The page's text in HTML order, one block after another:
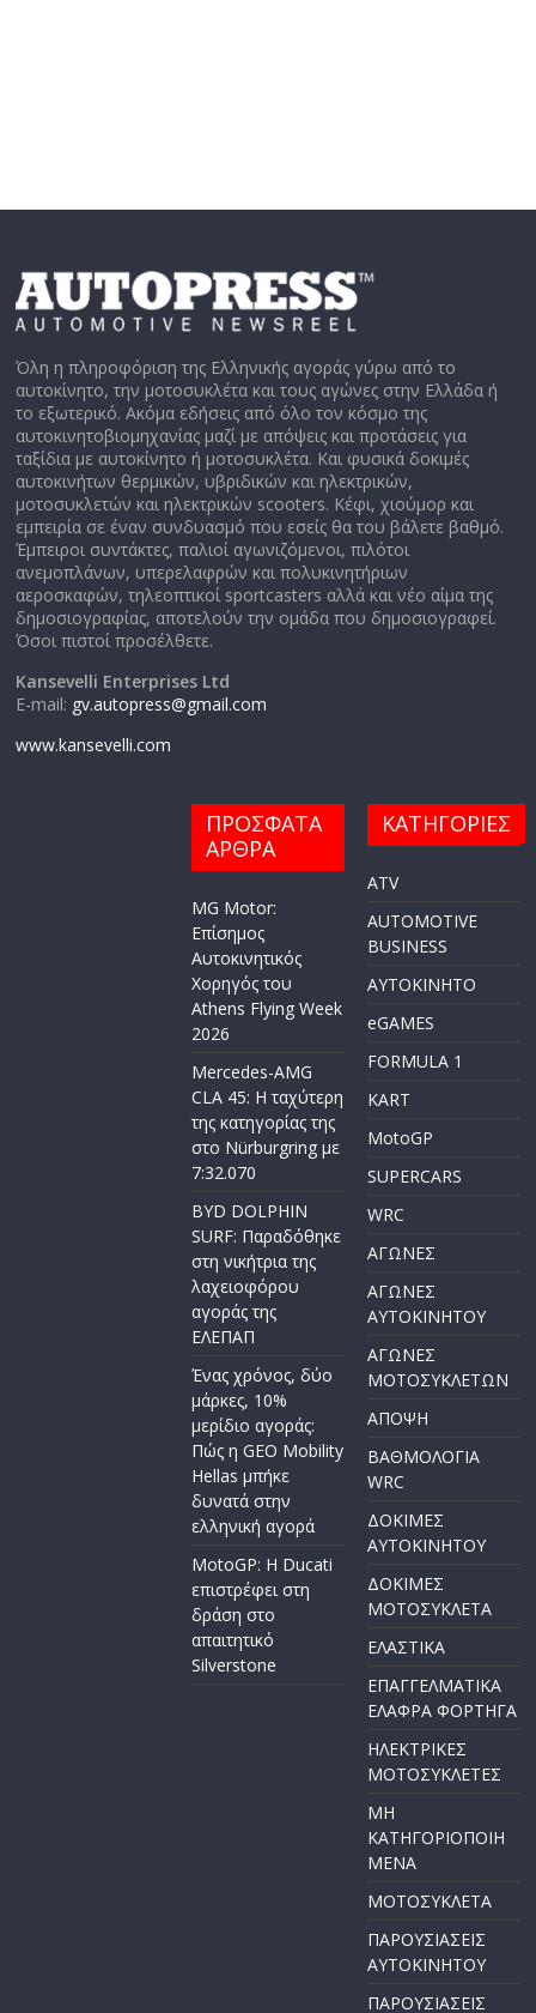
Όλη η πληροφόριση της Ελληνικής αγοράς γύρω από το
αυτοκίνητο, την μοτοσυκλέτα και τους αγώνες στην Ελλάδα ή
το εξωτερικό. Ακόμα εδήσεις από όλο τον κόσμο της
αυτοκινητοβιομηχανίας μαζί με απόψεις και προτάσεις για
ταξίδια με αυτοκίνητο ή μοτοσυκλέτα. Και φυσικά δοκιμές
αυτοκινήτων θερμικών, υβριδικών και ηλεκτρικών,
μοτοσυκλετών και ηλεκτρικών scooters. Κέφι, χιούμορ και
εμπειρία σε έναν συνδυασμό που εσείς θα του βάλετε βαθμό.
Έμπειροι συντάκτες, παλιοί αγωνιζόμενοι, πιλότοι
ανεμοπλάνων, υπερελαφρών και πολυκινητήριων
αεροσκαφών, τηλεοπτικοί sportcasters αλλά και νέο αίμα της
δημοσιογραφίας, αποτελούν την ομάδα που δημοσιογραφεί.
Όσοι πιστοί προσέλθετε.
Kansevelli Enterprises Ltd
E-mail: gv.autopress@gmail.com
www.kansevelli.com
ΠΡΟΣΦΑΤΑ
ΑΡΘΡΑ
MG Motor:
Επίσημος
Αυτοκινητικός
Χορηγός του
Athens Flying Week
2026
Mercedes-AMG
CLA 45: Η ταχύτερη
της κατηγορίας της
στο Nürburgring με
7:32.070
BYD DOLPHIN
SURF: Παραδόθηκε
στη νικήτρια της
λαχειοφόρου
αγοράς της
ΕΛΕΠΑΠ
Ένας χρόνος, δύο
μάρκες, 10%
μερίδιο αγοράς:
Πώς η GEO Mobility
Hellas μπήκε
δυνατά στην
ελληνική αγορά
MotoGP: Η Ducati
επιστρέφει στη
δράση στο
απαιτητικό
Silverstone
ΚΑΤΗΓΟΡΙΕΣ
ATV
AUTOMOTIVE
BUSINESS
AYTOKINHTO
eGAMES
FORMULA 1
KART
MotoGP
SUPERCARS
WRC
ΑΓΩΝΕΣ
ΑΓΩΝΕΣ
AYTOKINHTOY
ΑΓΩΝΕΣ
ΜΟΤΟΣΥΚΛΕΤΩΝ
ΑΠΟΨΗ
ΒΑΘΜΟΛΟΓΙΑ
WRC
ΔΟΚΙΜΕΣ
ΑΥΤΟΚΙΝΗΤΟΥ
ΔΟΚΙΜΕΣ
ΜΟΤΟΣΥΚΛΕΤΑ
ΕΛΑΣΤΙΚΑ
ΕΠΑΓΓΕΛΜΑΤΙΚΑ
ΕΛΑΦΡΑ ΦΟΡΤΗΓΑ
ΗΛΕΚΤΡΙΚΕΣ
ΜΟΤΟΣΥΚΛΕΤΕΣ
ΜΗ
ΚΑΤΗΓΟΡΙΟΠΟΙΗ
ΜΕΝΑ
ΜΟΤΟΣΥΚΛΕΤΑ
ΠΑΡΟΥΣΙΑΣΕΙΣ
ΑΥΤΟΚΙΝΗΤΟΥ
ΠΑΡΟΥΣΙΑΣΕΙΣ